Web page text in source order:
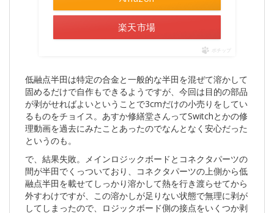
楽天市場
ポチップ
低融点半田は特定の合金と一般的な半田を混ぜて溶かして
固めるだけで自作もできるようですが、今回は目的の部品
が剥がせればよいということで3cmだけの小売りをしてい
るものをチョイス。あすか修繕堂さんってSwitchとかの修
理動画を過去にみたことあったのでなんとなく安心だった
というのも。
で、結果失敗。メインロジックボードとコネクタパーツの
間が半田でくっついており、コネクタパーツの上側から低
融点半田を載せてしっかり溶かして熱を行き渡らせてから
外すわけですが、この溶かしが足りない状態で無理に剥が
してしまったので、ロジックボード側の接点をいくつか剥